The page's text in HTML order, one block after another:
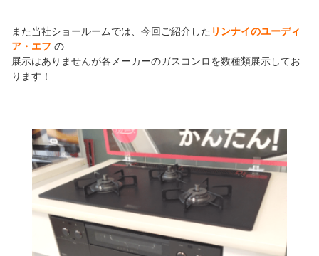
また当社ショールームでは、今回ご紹介した リンナイのユーディ
ア・エフ の
展示はありませんが各メーカーのガスコンロを数種類展示してお
ります！